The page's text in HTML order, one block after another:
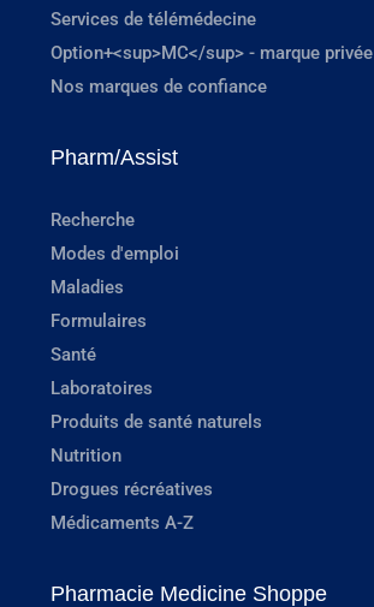
Services de télémédecine
Option+<sup>MC</sup> - marque privée
Nos marques de confiance
Pharm/Assist
Recherche
Modes d'emploi
Maladies
Formulaires
Santé
Laboratoires
Produits de santé naturels
Nutrition
Drogues récréatives
Médicaments A-Z
Pharmacie Medicine Shoppe